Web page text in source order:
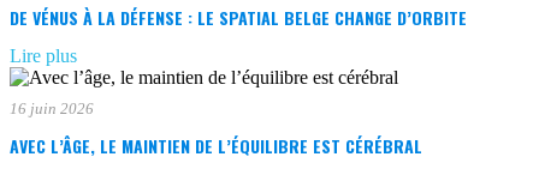
DE VÉNUS À LA DÉFENSE : LE SPATIAL BELGE CHANGE D’ORBITE
Lire plus
16 juin 2026
AVEC L’ÂGE, LE MAINTIEN DE L’ÉQUILIBRE EST CÉRÉBRAL